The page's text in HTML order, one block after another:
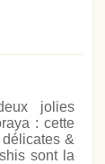
jolies
: cette
&
sont la